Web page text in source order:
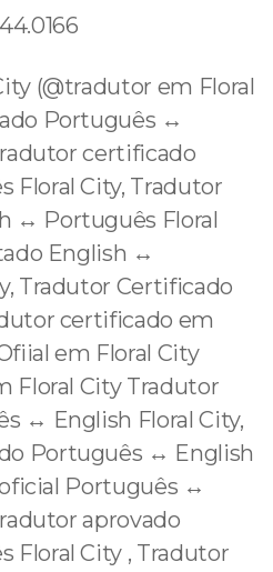
(@tradutor em Floral
Português ↔️
certificado
Floral City, Tradutor
↔️ Português Floral
English ↔️
Tradutor Certificado
certificado em
em Floral City
Floral City Tradutor
↔️ English Floral City,
Português ↔️ English
Português ↔️
aprovado
Floral City , Tradutor